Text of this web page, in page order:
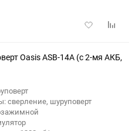
Добавить
Oasis ASB-14A (с 2-мя АКБ,
сверление, шуруповерт